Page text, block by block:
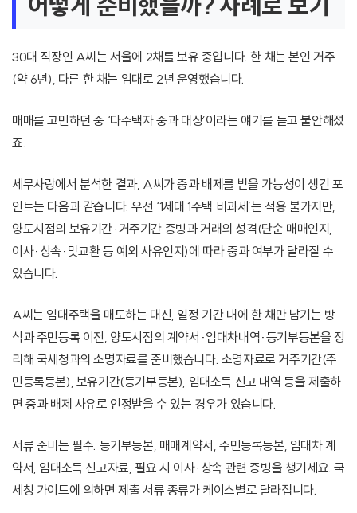
30대 직장인 A씨는 서울에 2채를 보유 중입니다. 한 채는 본인 거주
(약 6년), 다른 한 채는 임대로 2년 운영했습니다.
매매를 고민하던 중 ‘다주택자 중과 대상’이라는 얘기를 듣고 불안해졌
죠.
세무사랑에서 분석한 결과, A씨가 중과 배제를 받을 가능성이 생긴 포
인트는 다음과 같습니다. 우선 ‘1세대 1주택 비과세’는 적용 불가지만,
양도시점의 보유기간·거주기간 증빙과 거래의 성격(단순 매매인지,
이사·상속·맞교환 등 예외 사유인지)에 따라 중과 여부가 달라질 수
있습니다.
A씨는 임대주택을 매도하는 대신, 일정 기간 내에 한 채만 남기는 방
식과 주민등록 이전, 양도시점의 계약서·임대차내역·등기부등본을 정
리해 국세청과의 소명자료를 준비했습니다. 소명자료로 거주기간(주
민등록등본), 보유기간(등기부등본), 임대소득 신고 내역 등을 제출하
면 중과 배제 사유로 인정받을 수 있는 경우가 있습니다.
서류 준비는 필수. 등기부등본, 매매계약서, 주민등록등본, 임대차 계
약서, 임대소득 신고자료, 필요 시 이사·상속 관련 증빙을 챙기세요. 국
세청 가이드에 의하면 제출 서류 종류가 케이스별로 달라집니다.